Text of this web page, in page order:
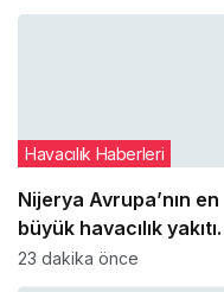
Nijerya Avrupa’nın en
büyük havacılık yakıtı
tedarikçisi oldu
Havacılık Haberleri
23 dakika önce